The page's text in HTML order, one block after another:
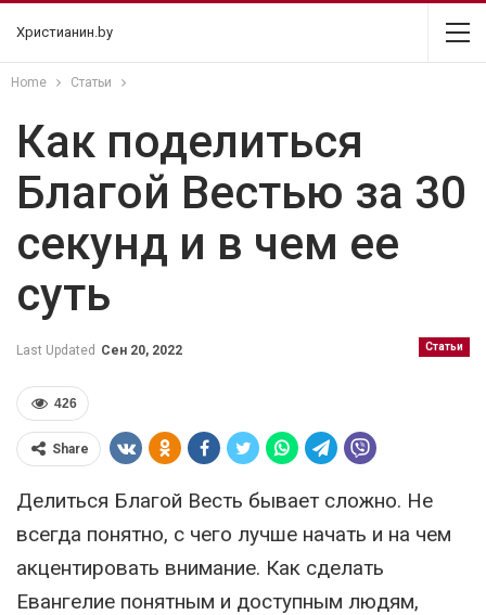
Христианин.by
Home Статьи
Как поделиться
Благой Вестью за 30
секунд и в чем ее
суть
Статьи
Last Updated Сен 20, 2022
426
Share
Делиться Благой Весть бывает сложно. Не
всегда понятно, с чего лучше начать и на чем
акцентировать внимание. Как сделать
Евангелие понятным и доступным людям,